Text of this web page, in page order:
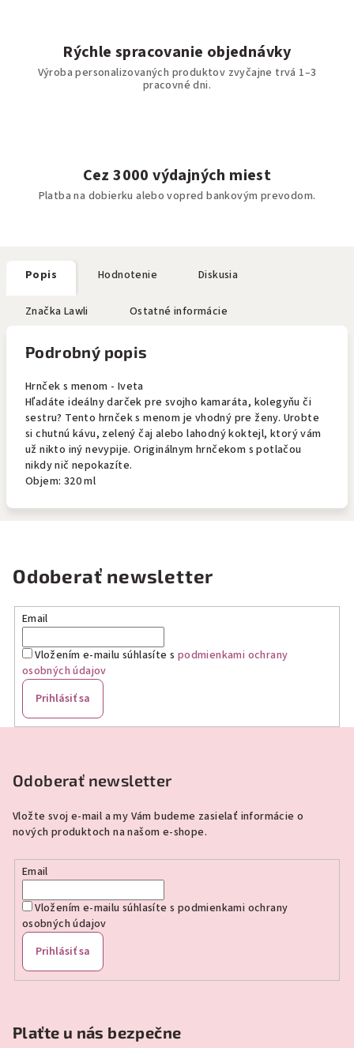
Rýchle spracovanie objednávky
Výroba personalizovaných produktov zvyčajne trvá 1–3
pracovné dni.
Cez 3000 výdajných miest
Platba na dobierku alebo vopred bankovým prevodom.
Popis Hodnotenie Diskusia
Značka Lawli Ostatné informácie
Podrobný popis
Hrnček s menom - Iveta
Hľadáte ideálny darček pre svojho kamaráta, kolegyňu či
sestru? Tento hrnček s menom je vhodný pre ženy. Urobte
si chutnú kávu, zelený čaj alebo lahodný koktejl, ktorý vám
už nikto iný nevypije. Originálnym hrnčekom s potlačou
nikdy nič nepokazíte.
Objem: 320 ml
Odoberať newsletter
Email
Vložením e-mailu súhlasíte s podmienkami ochrany
osobných údajov
Prihlásiť sa
Odoberať newsletter
Vložte svoj e-mail a my Vám budeme zasielať informácie o
nových produktoch na našom e-shope.
Email
Vložením e-mailu súhlasíte s podmienkami ochrany
osobných údajov
Prihlásiť sa
Plaťte u nás bezpečne